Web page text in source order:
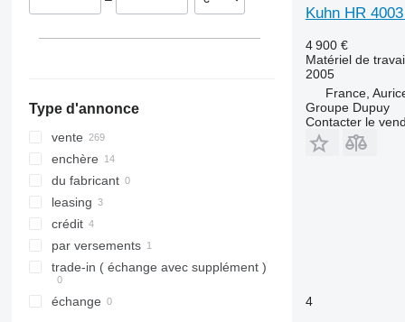
Danemark
Type d'annonce
vente
enchère
du fabricant
leasing
crédit
par versements
trade-in ( échange avec supplément )
échange
Kuhn HR
4 900 €
Matériel de
2005
France,
Groupe Dupuy
Contacter le
4